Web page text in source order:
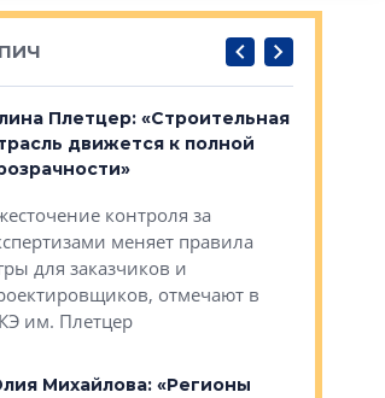
Плетцер: «Строительная
движется к полной
контроля за
меняет правила
для заказчиков и
отмечают в
им. Плетцер
Михайлова: «Регионы